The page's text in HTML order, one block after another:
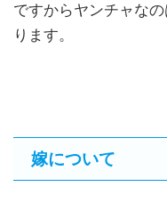
ですからヤンチャな
ります。
嫁について